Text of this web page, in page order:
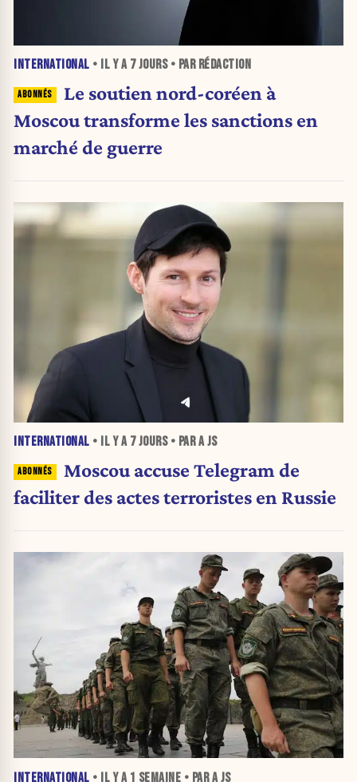
INTERNATIONAL • IL Y A 7 JOURS• PAR RÉDACTION
Le soutien nord-coréen à
Moscou transforme les sanctions en
marché de guerre
INTERNATIONAL • IL Y A 7 JOURS• PAR A JS
Moscou accuse Telegram de
faciliter des actes terroristes en Russie
INTERNATIONAL • IL Y A 1 SEMAINE • PAR A JS